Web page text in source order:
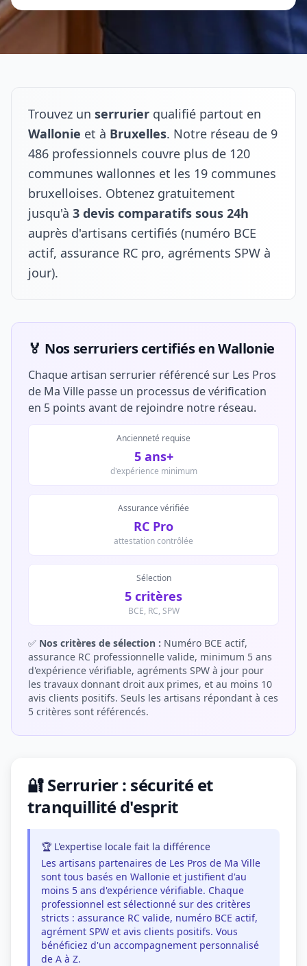
Trouvez un serrurier qualifié partout en
Wallonie et à Bruxelles. Notre réseau de 9
486 professionnels couvre plus de 120
communes wallonnes et les 19 communes
bruxelloises. Obtenez gratuitement
jusqu'à 3 devis comparatifs sous 24h
auprès d'artisans certifiés (numéro BCE
actif, assurance RC pro, agréments SPW à
jour).
🏅 Nos serruriers certifiés en Wallonie
Chaque artisan serrurier référencé sur Les Pros
de Ma Ville passe un processus de vérification
en 5 points avant de rejoindre notre réseau.
Ancienneté requise
5 ans+
d'expérience minimum
Assurance vérifiée
RC Pro
attestation contrôlée
Sélection
5 critères
BCE, RC, SPW
✅ Nos critères de sélection : Numéro BCE actif,
assurance RC professionnelle valide, minimum 5 ans
d'expérience vérifiable, agréments SPW à jour pour
les travaux donnant droit aux primes, et au moins 10
avis clients positifs. Seuls les artisans répondant à ces
5 critères sont référencés.
🔐 Serrurier : sécurité et
tranquillité d'esprit
🏆 L'expertise locale fait la différence
Les artisans partenaires de Les Pros de Ma Ville
sont tous basés en Wallonie et justifient d'au
moins 5 ans d'expérience vérifiable. Chaque
professionnel est sélectionné sur des critères
stricts : assurance RC valide, numéro BCE actif,
agrément SPW et avis clients positifs. Vous
bénéficiez d'un accompagnement personnalisé
de A à Z.